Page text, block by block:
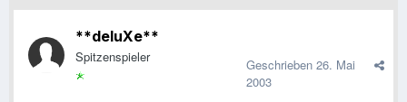
**deluXe**
Spitzenspieler Geschrieben 26. Mai
2003